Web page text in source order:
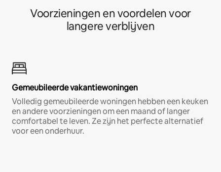
Voorzieningen en voordelen voor
langere verblijven
Gemeubileerde vakantiewoningen
Volledig gemeubileerde woningen hebben een keuken
en andere voorzieningen om een maand of langer
comfortabel te leven. Ze zijn het perfecte alternatief
voor een onderhuur.